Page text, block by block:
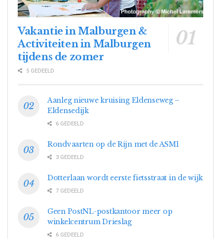
Vakantie in Malburgen &
Activiteiten in Malburgen
tijdens de zomer
5 GEDEELD
Aanleg nieuwe kruising Eldenseweg –
Eldensedijk
6 GEDEELD
Rondvaarten op de Rijn met de ASM1
3 GEDEELD
Dotterlaan wordt eerste fietsstraat in de wijk
7 GEDEELD
Geen PostNL-postkantoor meer op
winkelcentrum Drieslag
6 GEDEELD